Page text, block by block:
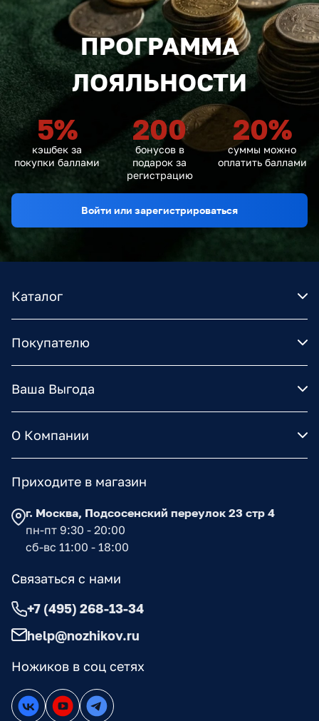
ПРОГРАММА
ЛОЯЛЬНОСТИ
5%
кэшбек за
покупки баллами
200
бонусов в
подарок за
регистрацию
20%
суммы можно
оплатить баллами
Войти или зарегистрироваться
Каталог
Покупателю
Ваша Выгода
О Компании
Ножиков в соц сетях
Приходите в магазин
г. Москва, Подсосенский переулок 23 стр 4
пн-пт 9:30 - 20:00
сб-вс 11:00 - 18:00
Связаться с нами
+7 (495) 268-13-34
help@nozhikov.ru